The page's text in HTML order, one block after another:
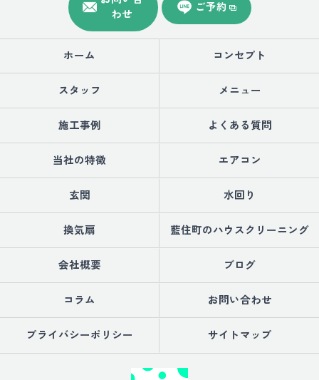
わせ
ご予約
ホーム コンセプト
スタッフ メニュー
施工事例 よくある質問
当社の特徴 エアコン
玄関 水回り
換気扇 藍住町のハウスクリーニング
会社概要 ブログ
コラム お問い合わせ
プライバシーポリシー サイトマップ